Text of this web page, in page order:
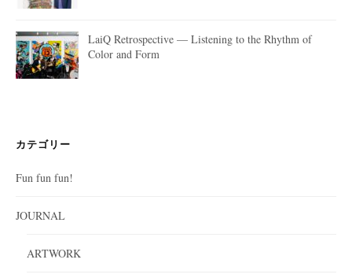
LaiQ Retrospective — Listening to the Rhythm of
Color and Form
カテゴリー
Fun fun fun!
JOURNAL
ARTWORK